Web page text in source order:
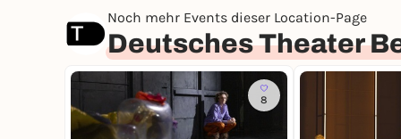
Noch mehr Events dieser Location-Page
Deutsches Theater
8